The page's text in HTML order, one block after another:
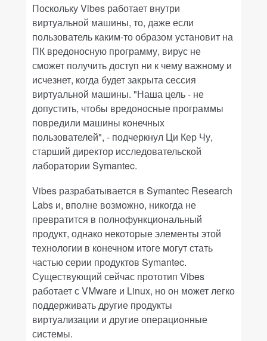
Поскольку Vibes работает внутри
виртуальной машины, то, даже если
пользователь каким-то образом установит на
ПК вредоносную программу, вирус не
сможет получить доступ ни к чему важному и
исчезнет, когда будет закрыта сессия
виртуальной машины. "Наша цель - не
допустить, чтобы вредоносные программы
повредили машины конечных
пользователей", - подчеркнул Ци Кер Чу,
старший директор исследовательской
лаборатории Symantec.
Vibes разрабатывается в Symantec Research
Labs и, вполне возможно, никогда не
превратится в полнофункциональный
продукт, однако некоторые элементы этой
технологии в конечном итоге могут стать
частью серии продуктов Symantec.
Существующий сейчас прототип Vibes
работает с VMware и Linux, но он может легко
поддерживать другие продукты
виртуализации и другие операционные
системы.